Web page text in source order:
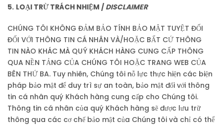
5. LOẠI TRỪ TRÁCH NHIỆM / DISCLAIMER
CHÚNG TÔI KHÔNG ĐẢM BẢO TÍNH BẢO MẬT TUYỆT ĐỐI
ĐỐI VỚI THÔNG TIN CÁ NHÂN VÀ/HOẶC BẤT CỨ THÔNG
TIN NÀO KHÁC MÀ QUÝ KHÁCH HÀNG CUNG CẤP THÔNG
QUA NỀN TẢNG CỦA CHÚNG TÔI HOẶC TRANG WEB CỦA
BÊN THỨ BA. Tuy nhiên, Chúng tôi nỗ lực thực hiện các biện
pháp bảo mật để duy trì sự an toàn, bảo mật đối với thông
tin cá nhân quý Khách hàng cung cấp cho Chúng tôi.
Thông tin cá nhân của quý Khách hàng sẽ được lưu trữ
thông qua các cơ chế bảo mật của Chúng tôi và chỉ có thể